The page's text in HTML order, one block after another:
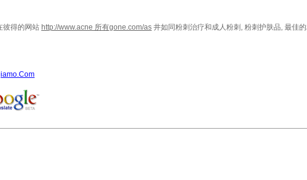
彼得的网站 http://www.acne 所有gone.com/as 井如同粉刺治疗和成人粉刺, 粉刺护肤品, 最佳的